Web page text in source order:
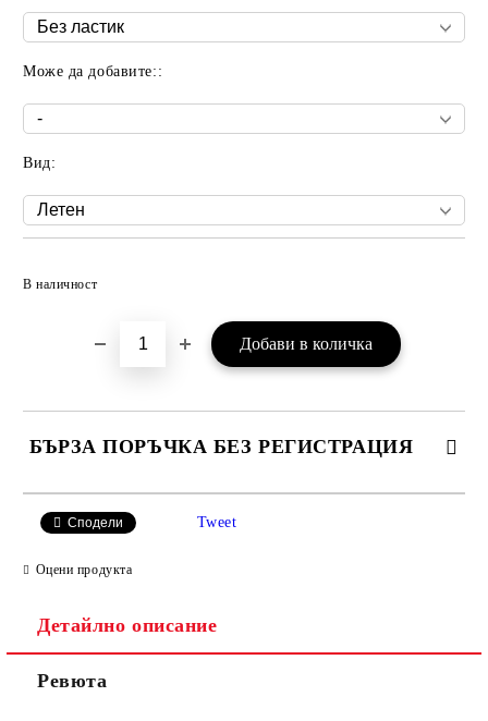
Може да добавите::
Вид:
В наличност
БЪРЗА ПОРЪЧКА БЕЗ РЕГИСТРАЦИЯ
Сподели Tweet
Оцени продукта
Детайлно описание
Ревюта